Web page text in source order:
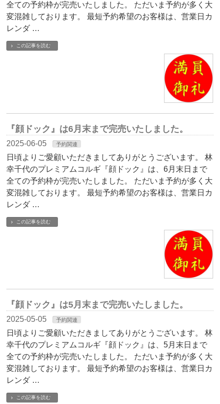
全ての予約枠が完売いたしました。 ただいま予約が多く大
変混雑しております。 最短予約希望のお客様は、営業日カ
レンダ …
この記事を読む
『顔ドック』は6月末まで完売いたしました。
2025-06-05 予約関連
日頃よりご愛顧いただきましてありがとうございます。 林
幸千代のプレミアムコルギ『顔ドック』は、6月末日まで
全ての予約枠が完売いたしました。 ただいま予約が多く大
変混雑しております。 最短予約希望のお客様は、営業日カ
レンダ …
この記事を読む
『顔ドック』は5月末まで完売いたしました。
2025-05-05 予約関連
日頃よりご愛顧いただきましてありがとうございます。 林
幸千代のプレミアムコルギ『顔ドック』は、5月末日まで
全ての予約枠が完売いたしました。 ただいま予約が多く大
変混雑しております。 最短予約希望のお客様は、営業日カ
レンダ …
この記事を読む